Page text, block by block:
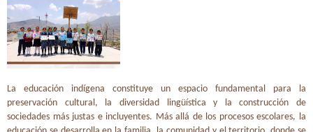
La educación indígena constituye un espacio fundamental para la
preservación cultural, la diversidad lingüística y la construcción de
sociedades más justas e incluyentes. Más allá de los procesos escolares, la